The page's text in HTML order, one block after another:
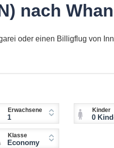
nach
oder einen Billigflug von
Erwachsene
1
Kinder
0 Kinder (2-11
Klasse
Economy